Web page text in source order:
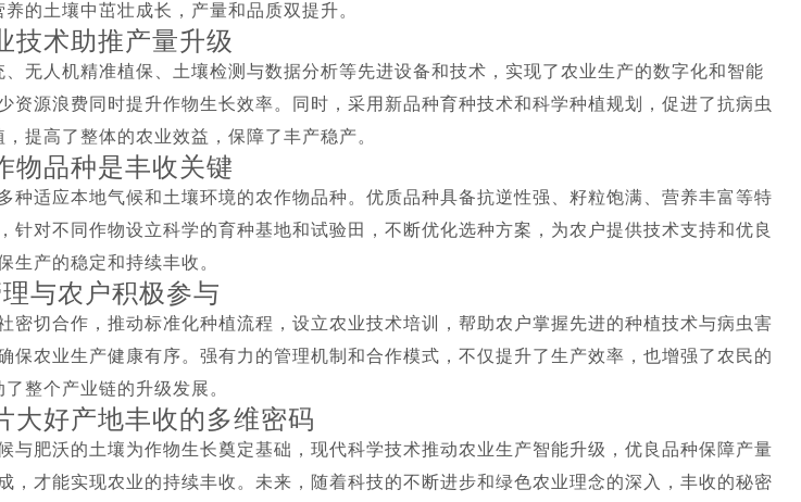
的土壤中茁壮成长，产量和品质双提升。
技术助推产量升级
无人机精准植保、土壤检测与数据分析等先进设备和技术，实现了农业生产的数字化和智能
源浪费同时提升作物生长效率。同时，采用新品种育种技术和科学种植规划，促进了抗病虫
提高了整体的农业效益，保障了丰产稳产。
物品种是丰收关键
适应本地气候和土壤环境的农作物品种。优质品种具备抗逆性强、籽粒饱满、营养丰富等特
对不同作物设立科学的育种基地和试验田，不断优化选种方案，为农户提供技术支持和优良
生产的稳定和持续丰收。
与农户积极参与
切合作，推动标准化种植流程，设立农业技术培训，帮助农户掌握先进的种植技术与病虫害
农业生产健康有序。强有力的管理机制和合作模式，不仅提升了生产效率，也增强了农民的
整个产业链的升级发展。
大好产地丰收的多维密码
肥沃的土壤为作物生长奠定基础，现代科学技术推动农业生产智能升级，优良品种保障产量
才能实现农业的持续丰收。未来，随着科技的不断进步和绿色农业理念的深入，丰收的秘密